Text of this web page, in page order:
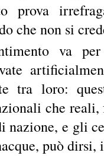
prova
che non si
va
tra loro:
che
nazione, e gli
può dirsi,